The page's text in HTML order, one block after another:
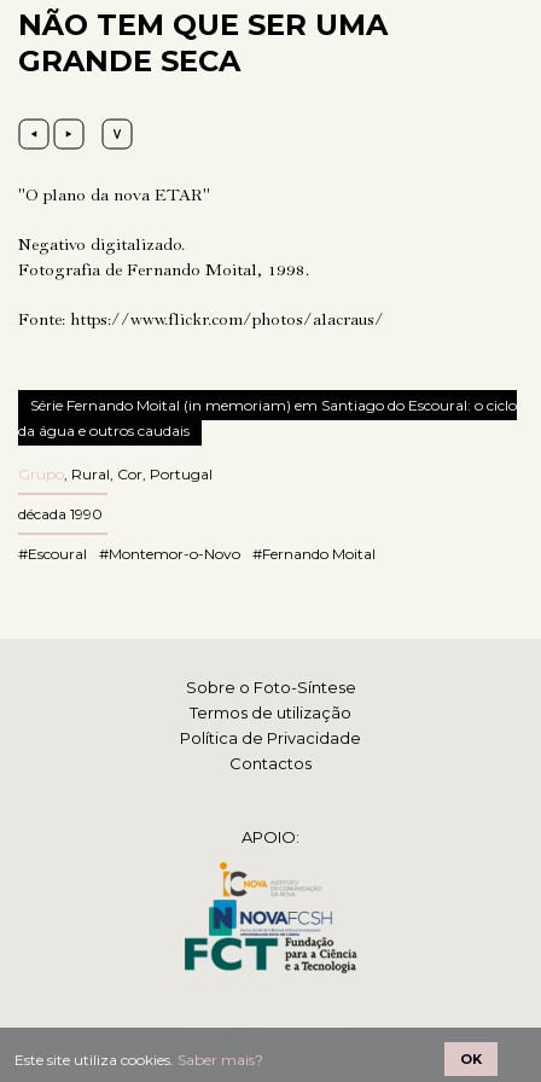
NÃO TEM QUE SER UMA
GRANDE SECA
"O plano da nova ETAR"
Negativo digitalizado.
Fotografia de Fernando Moital, 1998.
Fonte: https://www.flickr.com/photos/alacraus/
Série Fernando Moital (in memoriam) em Santiago do Escoural: o ciclo
da água e outros caudais
Grupo Rural Cor Portugal
década 1990
#Escoural #Montemor-o-Novo #Fernando Moital
Sobre o Foto-Síntese
Termos de utilização
Política de Privacidade
Contactos
APOIO:
Este site utiliza cookies. Saber mais? OK